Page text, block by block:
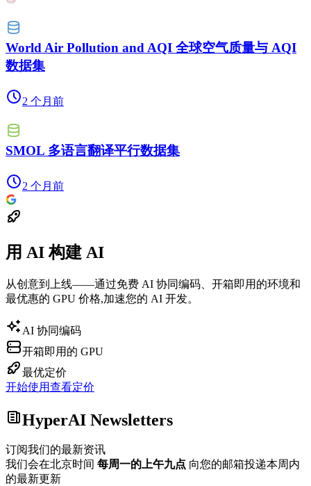
World Air Pollution and AQI 全球空气质量与 AQI
数据集
2 个月前
SMOL 多语言翻译平行数据集
2 个月前
用 AI 构建 AI
从创意到上线——通过免费 AI 协同编码、开箱即用的环境和
最优惠的 GPU 价格,加速您的 AI 开发。
AI 协同编码
开箱即用的 GPU
最优定价
开始使用查看定价
HyperAI Newsletters
订阅我们的最新资讯
我们会在北京时间 每周一的上午九点 向您的邮箱投递本周内
的最新更新